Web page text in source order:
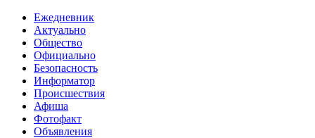
Ежедневник
Актуально
Общество
Официально
Безопасность
Информатор
Происшествия
Афиша
Фотофакт
Объявления